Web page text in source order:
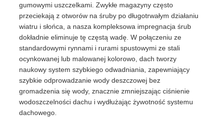
gumowymi uszczelkami. Zwykłe magazyny często
przeciekają z otworów na śruby po długotrwałym działaniu
wiatru i słońca, a nasza kompleksowa impregnacja śrub
dokładnie eliminuje tę częstą wadę. W połączeniu ze
standardowymi rynnami i rurami spustowymi ze stali
ocynkowanej lub malowanej kolorowo, dach tworzy
naukowy system szybkiego odwadniania, zapewniający
szybkie odprowadzanie wody deszczowej bez
gromadzenia się wody, znacznie zmniejszając ciśnienie
wodoszczelności dachu i wydłużając żywotność systemu
dachowego.